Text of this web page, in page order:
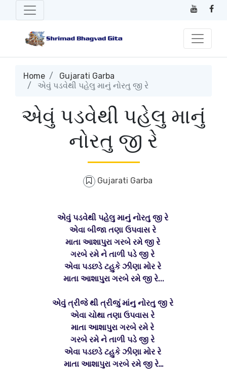
Home
Gujarati Garba
એવું પડવેથી પહેલુ માનું નોરતુ જી રે
એવું પડવેથી પહેલુ માનું
નોરતુ જી રે
Gujarati Garba
એવું પડવેથી પહેલુ માનું નોરતુ જી રે
એવા બીજા તણા ઉપવાસ રે
માતા આશાપુરા ગરબે રમે જી રે
ગરબે રમે ને તાળી પડે જી રે
એવા પડછડે ટહુકે ઝીણા મોર રે
માતા આશાપુરા ગરબે રમે જી રે...
એવું ત્રીજે થી ત્રીજું માંનુ નોરતુ જી રે
એવા ચોથા તણા ઉપવાસ રે
માતા આશાપુરા ગરબે રમે રે
ગરબે રમે ને તાળી પડે જી રે
એવા પડછડે ટહુકે ઝીણા મોર રે
માતા આશાપુરા ગરબે રમે જી રે…